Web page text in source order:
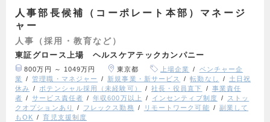
人事部長候補（コーポレート本部）マネージ
ャー
人事（採用・教育など）
東証グロース上場 ヘルスケアテックカンパニー
800万円 ～ 1049万円 東京都 上場企業
ベンチャー企
業
管理職・マネジャー 新規事業・新サービス 転勤なし
土日祝
休み
ポテンシャル採用（未経験可） 社長・役員直下
事業責任
者
サービス責任者 年収600万以上 インセンティブ制度
ストッ
クオプションあり
フレックス勤務 リモートワーク可能
副業して
もOK
育児支援制度